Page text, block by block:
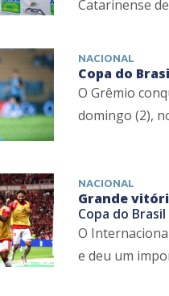
Catarinense
NACIONAL
Copa do
O Grêmio
domingo (2),
NACIONAL
Grande
Copa do Brasil
O
e deu um